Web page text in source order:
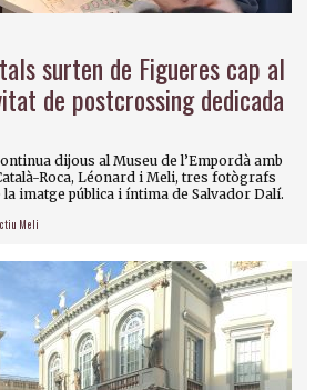
surten de Figueres cap al
de postcrossing dedicada
dijous al Museu de l’Empordà amb
Roca, Léonard i Meli, tres fotògrafs
imatge pública i íntima de Salvador Dalí.
Meli